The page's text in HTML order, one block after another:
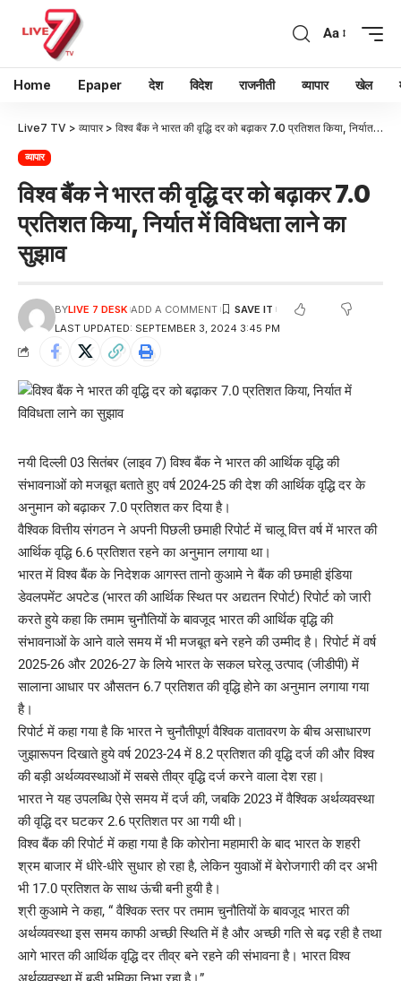
Aa
Home Epaper देश विदेश राजनीती व्यापार खेल
Live7 TV > व्यापार> विश्व बैंक ने भारत की वृद्धि दर को बढ़ाकर 7.0 प्रतिशत किया, निर्यात में विविधता लाने का सुझाव
व्यापार
विश्व बैंक ने भारत की वृद्धि दर को बढ़ाकर 7.0
प्रतिशत किया, निर्यात में विविधता लाने का
सुझाव
LAST UPDATED: SEPTEMBER 3, 2024 3:45 PM
BYLIVE 7 DESK ADD A COMMENT
नयी दिल्ली 03 सितंबर (लाइव 7) विश्व बैंक ने भारत की आर्थिक वृद्धि की
संभावनाओं को मजबूत बताते हुए वर्ष 2024-25 की देश की आर्थिक वृद्धि दर के
अनुमान को बढ़ाकर 7.0 प्रतिशत कर दिया है।
वैश्विक वित्तीय संगठन ने अपनी पिछली छमाही रिपोर्ट में चालू वित्त वर्ष में भारत की
आर्थिक वृद्धि 6.6 प्रतिशत रहने का अनुमान लगाया था।
भारत में विश्व बैंक के निदेशक आगस्त तानो कुआमे ने बैंक की छमाही इंडिया
डेवलपमेंट अपटेड (भारत की आर्थिक स्थित पर अद्यतन रिपोर्ट) रिपोर्ट को जारी
करते हुये कहा कि तमाम चुनौतियों के बावजूद भारत की आर्थिक वृद्धि की
संभावनाओं के आने वाले समय में भी मजबूत बने रहने की उम्मीद है। रिपोर्ट में वर्ष
2025-26 और 2026-27 के लिये भारत के सकल घरेलू उत्पाद (जीडीपी) में
सालाना आधार पर औसतन 6.7 प्रतिशत की वृद्धि होने का अनुमान लगाया गया
है।
रिपोर्ट में कहा गया है कि भारत ने चुनौतीपूर्ण वैश्विक वातावरण के बीच असाधारण
जुझारूपन दिखाते हुये वर्ष 2023-24 में 8.2 प्रतिशत की वृद्धि दर्ज की और विश्व
की बड़ी अर्थव्यवस्थाओं में सबसे तीव्र वृद्धि दर्ज करने वाला देश रहा।
भारत ने यह उपलब्धि ऐसे समय में दर्ज की, जबकि 2023 में वैश्विक अर्थव्यवस्था
की वृद्धि दर घटकर 2.6 प्रतिशत पर आ गयी थी।
विश्व बैंक की रिपोर्ट में कहा गया है कि कोरोना महामारी के बाद भारत के शहरी
श्रम बाजार में धीरे-धीरे सुधार हो रहा है, लेकिन युवाओं में बेरोजगारी की दर अभी
भी 17.0 प्रतिशत के साथ ऊंची बनी हुयी है।
श्री कुआमे ने कहा, “ वैश्विक स्तर पर तमाम चुनौतियों के बावजूद भारत की
अर्थव्यवस्था इस समय काफी अच्छी स्थिति में है और अच्छी गति से बढ़ रही है तथा
आगे भारत की आर्थिक वृद्धि दर तीव्र बने रहने की संभावना है। भारत विश्व